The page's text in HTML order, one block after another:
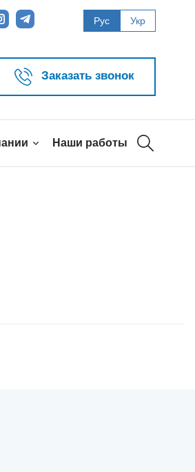
Рус Укр
Заказать звонок
Наши работы